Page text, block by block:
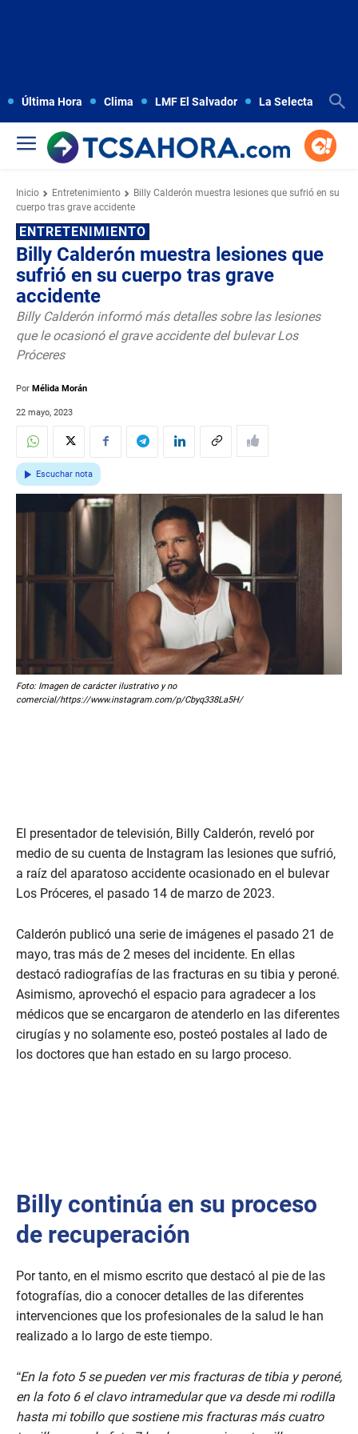
Última Hora Clima LMF El Salvador La Selecta
Inicio Entretenimiento
Billy Calderón muestra lesiones que sufrió en su
cuerpo tras grave accidente
ENTRETENIMIENTO
Billy Calderón muestra lesiones que
sufrió en su cuerpo tras grave
accidente
Billy Calderón informó más detalles sobre las lesiones
que le ocasionó el grave accidente del bulevar Los
Próceres
Por Mélida Morán
22 mayo, 2023
Escuchar nota
Foto: Imagen de carácter ilustrativo y no
comercial/https://www.instagram.com/p/Cbyq338La5H/
El presentador de televisión, Billy Calderón, reveló por
medio de su cuenta de Instagram las lesiones que sufrió,
a raíz del aparatoso accidente ocasionado en el bulevar
Los Próceres, el pasado 14 de marzo de 2023.
Calderón publicó una serie de imágenes el pasado 21 de
mayo, tras más de 2 meses del incidente. En ellas
destacó radiografías de las fracturas en su tibia y peroné.
Asimismo, aprovechó el espacio para agradecer a los
médicos que se encargaron de atenderlo en las diferentes
cirugías y no solamente eso, posteó postales al lado de
los doctores que han estado en su largo proceso.
Billy continúa en su proceso
de recuperación
Por tanto, en el mismo escrito que destacó al pie de las
fotografías, dio a conocer detalles de las diferentes
intervenciones que los profesionales de la salud le han
realizado a lo largo de este tiempo.
“En la foto 5 se pueden ver mis fracturas de tibia y peroné,
en la foto 6 el clavo intramedular que va desde mi rodilla
hasta mi tobillo que sostiene mis fracturas más cuatro